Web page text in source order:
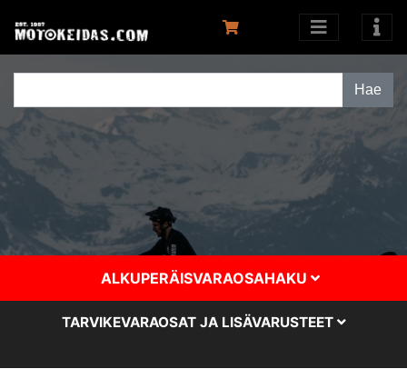
ALKUPERÄISVARAOSAHAKU
TARVIKEVARAOSAT JA LISÄVARUSTEET